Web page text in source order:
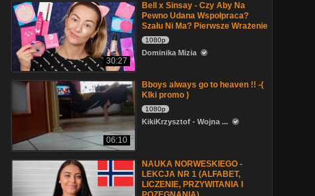
30:27
Bell x Sinsay - Czy Aby Na
Pewno Udana Wspołpraca?
Szału Ni Ma? Pierwsze Wrażenie
1080p
Dominika Mizia
06:10
Bboys always go to heaven !! -(
KIki promo )
1080p
KikiKrzysztof - Wojna ...
NAUKA NORWESKIEGO -
LEKCJA NR 1 (ALFABET,
LICZENIE, PRZYWITANIA I